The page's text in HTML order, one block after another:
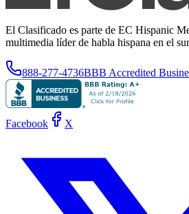
El Clasificado es parte de EC Hispanic
multimedia líder de habla hispana en el
888-277-4736BBB Accredited
Facebook X